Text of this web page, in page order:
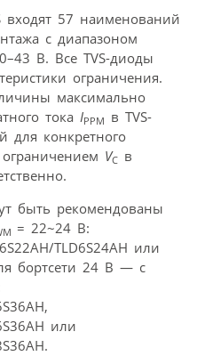
входят 57 наименований
с диапазоном
В. Все TVS-диоды
ограничения.
максимально
тока IPPM в TVS-
для конкретного
VC в
быть рекомендованы
= 22~24 В:
TLD6S24AH или
бортсети 24 В — с
или